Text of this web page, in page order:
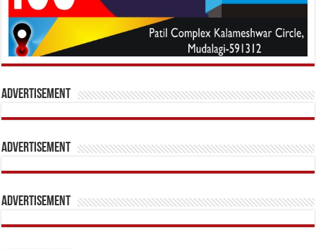
Advertisement
Advertisement
Advertisement